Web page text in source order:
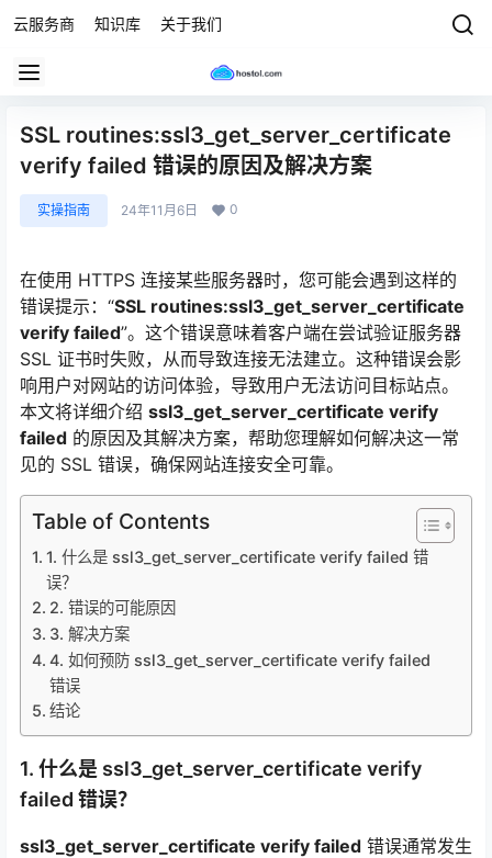
云服务商 知识库 关于我们
SSL routines:ssl3_get_server_certificate
verify failed 错误的原因及解决方案
实操指南 24年11月6日 0
在使用 HTTPS 连接某些服务器时，您可能会遇到这样的
错误提示：“SSL routines:ssl3_get_server_certificate
verify failed”。这个错误意味着客户端在尝试验证服务器
SSL 证书时失败，从而导致连接无法建立。这种错误会影
响用户对网站的访问体验，导致用户无法访问目标站点。
本文将详细介绍 ssl3_get_server_certificate verify
failed 的原因及其解决方案，帮助您理解如何解决这一常
见的 SSL 错误，确保网站连接安全可靠。
Table of Contents
1. 什么是 ssl3_get_server_certificate verify failed 错
误？
2. 错误的可能原因
3. 解决方案
4. 如何预防 ssl3_get_server_certificate verify failed
错误
结论
1. 什么是 ssl3_get_server_certificate verify
failed 错误？
ssl3_get_server_certificate verify failed 错误通常发生